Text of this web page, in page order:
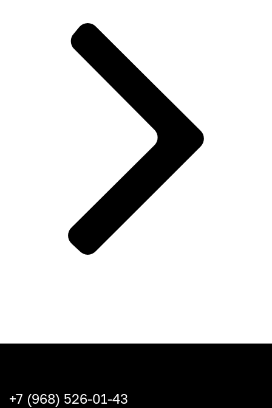
+7 (968) 526-01-43